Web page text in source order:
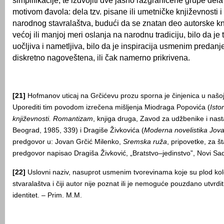
motivom đavola: dela tzv. pisane ili umetničke književnosti
narodnog stavralaštva, budući da se znatan deo autorske
većoj ili manjoj meri oslanja na narodnu tradiciju, bilo da je
uočljiva i nametljiva, bilo da je inspiracija usmenim
diskretno nagoveštena, ili čak namerno prikrivena.
[21] Hofmanov uticaj na Grčićevu prozu sporna je činjenica u
Uporediti tim povodom izrečena mišljenja Miodraga Popovića (
književnosti. Romantizam, knjiga druga, Zavod za udžbenike i
Beograd, 1985, 339) i Dragiše Živkovića (Moderna novelistika
predgovor u: Jovan Grčić Milenko, Sremska ruža, pripovetke, za
predgovor napisao Dragiša Živković, „Bratstvo–jedinstvo”, Novi
[22] Uslovni naziv, nasuprot usmenim tvorevinama koje su plod
stvaralaštva i čiji autor nije poznat ili je nemoguće pouzdano
identitet. – Prim. M.M.